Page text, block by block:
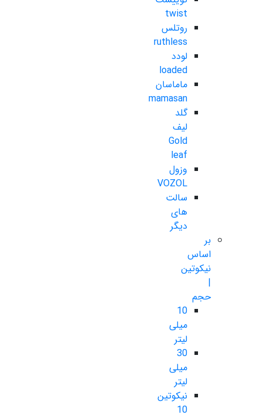
twist
روتلس
ruthless
لودد
loaded
ماماسان
mamasan
گلد
لیف
Gold
leaf
وزول
VOZOL
سالت
های
دیگر
بر
اساس
نیکوتین
|
حجم
10
میلی
لیتر
30
میلی
لیتر
نیکوتین
10